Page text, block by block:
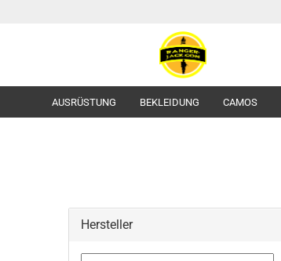
AUSRÜSTUNG BEKLEIDUNG CAMOS
Hersteller